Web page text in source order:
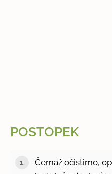
POSTOPEK
Čemaž očistimo,